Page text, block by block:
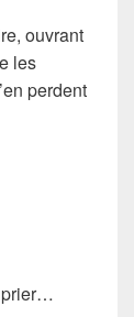
ouvrant
les
perdent
prier…